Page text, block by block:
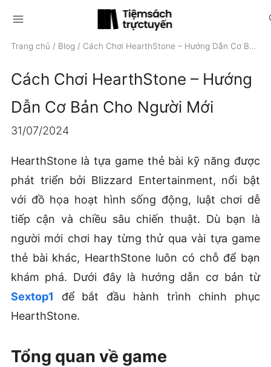
menu
Trang chủ / Blog / Cách Chơi HearthStone – Hướng Dẫn Cơ Bản Cho Người Mới
Cách Chơi HearthStone – Hướng
Dẫn Cơ Bản Cho Người Mới
31/07/2024
HearthStone là tựa game thẻ bài kỹ năng được
phát triển bởi Blizzard Entertainment, nổi bật
với đồ họa hoạt hình sống động, luật chơi dễ
tiếp cận và chiều sâu chiến thuật. Dù bạn là
người mới chơi hay từng thử qua vài tựa game
thẻ bài khác, HearthStone luôn có chỗ để bạn
khám phá. Dưới đây là hướng dẫn cơ bản từ
Sextop1 để bắt đầu hành trình chinh phục
HearthStone.
Tổng quan về game